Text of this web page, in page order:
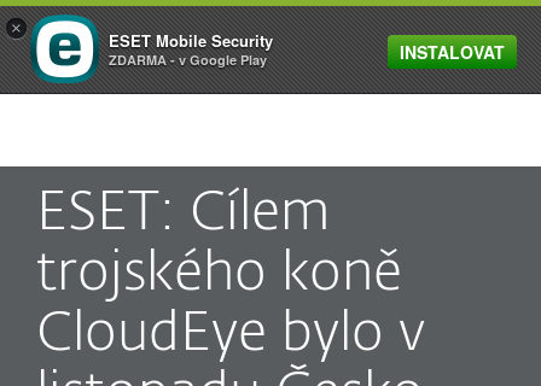
MENU
ESET: Cílem
trojského koně
CloudEye bylo v
×
ESET Mobile Security
ZDARMA - v Google Play INSTALOVAT